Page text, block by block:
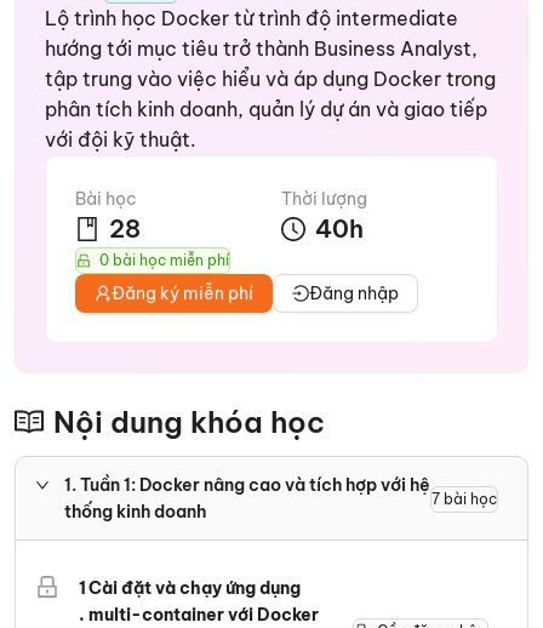
Lộ trình học Docker từ trình độ intermediate
hướng tới mục tiêu trở thành Business Analyst,
tập trung vào việc hiểu và áp dụng Docker trong
phân tích kinh doanh, quản lý dự án và giao tiếp
với đội kỹ thuật.
Bài học
28
Thời lượng
40h
0 bài học miễn phí
Đăng ký miễn phí Đăng nhập
Nội dung khóa học
1.Tuần 1: Docker nâng cao và tích hợp với hệ
thống kinh doanh
7 bài học
1
.
Cài đặt và chạy ứng dụng
multi-container với Docker